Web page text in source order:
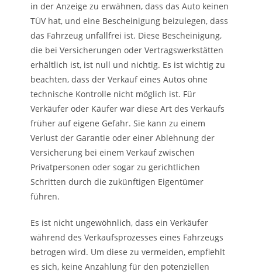
in der Anzeige zu erwähnen, dass das Auto keinen
TÜV hat, und eine Bescheinigung beizulegen, dass
das Fahrzeug unfallfrei ist. Diese Bescheinigung,
die bei Versicherungen oder Vertragswerkstätten
erhältlich ist, ist null und nichtig. Es ist wichtig zu
beachten, dass der Verkauf eines Autos ohne
technische Kontrolle nicht möglich ist. Für
Verkäufer oder Käufer war diese Art des Verkaufs
früher auf eigene Gefahr. Sie kann zu einem
Verlust der Garantie oder einer Ablehnung der
Versicherung bei einem Verkauf zwischen
Privatpersonen oder sogar zu gerichtlichen
Schritten durch die zukünftigen Eigentümer
führen.
Es ist nicht ungewöhnlich, dass ein Verkäufer
während des Verkaufsprozesses eines Fahrzeugs
betrogen wird. Um diese zu vermeiden, empfiehlt
es sich, keine Anzahlung für den potenziellen